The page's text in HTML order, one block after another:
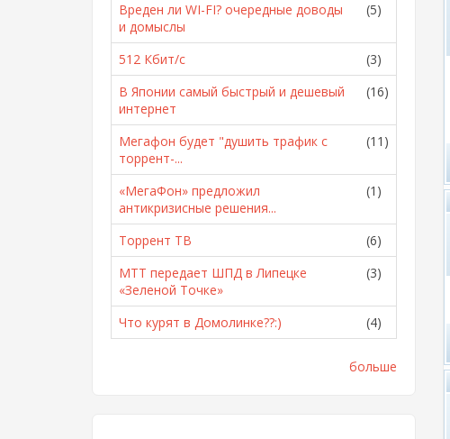
Вреден ли WI-FI? очередные доводы
и домыслы
(5)
512 Кбит/с
(3)
В Японии самый быстрый и дешевый
интернет
(16)
Мегафон будет "душить трафик с
торрент-...
(11)
«МегаФон» предложил
антикризисные решения...
(1)
Торрент ТВ
(6)
МТТ передает ШПД в Липецке
«Зеленой Точке»
(3)
Что курят в Домолинке??:) (4)
больше